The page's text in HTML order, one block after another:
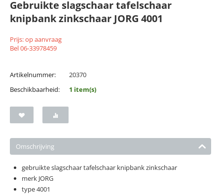
Gebruikte slagschaar tafelschaar
knipbank zinkschaar JORG 4001
Prijs: op aanvraag
Bel 06-33978459
Artikelnummer:
20370
Beschikbaarheid:
1 item(s)
Omschrijving
gebruikte slagschaar tafelschaar knipbank zinkschaar
merk JORG
type 4001